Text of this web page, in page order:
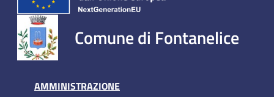
Comune di Fontanelice
AMMINISTRAZIONE